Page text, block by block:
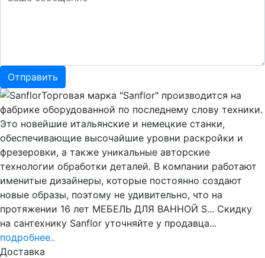
Торговая марка "Sanflor" производится на
фабрике оборудованной по последнему слову техники.
Это новейшие итальянские и немецкие станки,
обеспечивающие высочайшие уровни раскройки и
фрезеровки, а также уникальные авторские
технологии обработки деталей. В компании работают
именитые дизайнеры, которые постоянно создают
новые образы, поэтому не удивительно, что на
протяжении 16 лет МЕБЕЛЬ ДЛЯ ВАННОЙ S... Скидку
на сантехнику Sanflor уточняйте у продавца...
подробнее..
Доставка